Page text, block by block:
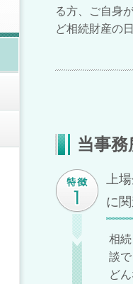
る方、ご自身
ど相続財産の
当事
上
に
相
談
ど